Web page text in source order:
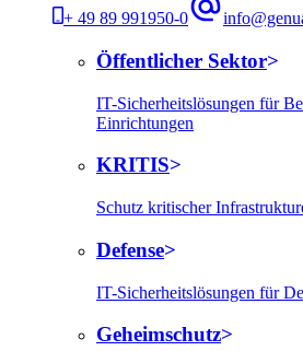
+ 49 89 991950-0
Öffentlicher Sektor
IT-Sicherheitslösungen für
Einrichtungen
KRITIS
Schutz kritischer
Defense
IT-Sicherheitslösungen für
Geheimschutz